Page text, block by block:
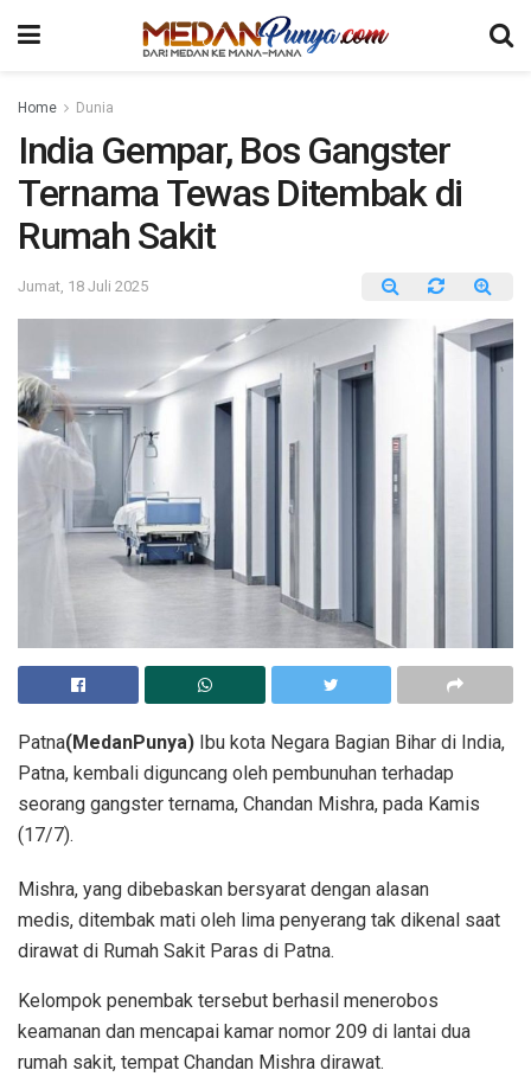
Home Dunia
India Gempar, Bos Gangster
Ternama Tewas Ditembak di
Rumah Sakit
Jumat, 18 Juli 2025
Patna(MedanPunya) Ibu kota Negara Bagian Bihar di India,
Patna, kembali diguncang oleh pembunuhan terhadap
seorang gangster ternama, Chandan Mishra, pada Kamis
(17/7).
Mishra, yang dibebaskan bersyarat dengan alasan
medis, ditembak mati oleh lima penyerang tak dikenal saat
dirawat di Rumah Sakit Paras di Patna.
Kelompok penembak tersebut berhasil menerobos
keamanan dan mencapai kamar nomor 209 di lantai dua
rumah sakit, tempat Chandan Mishra dirawat.